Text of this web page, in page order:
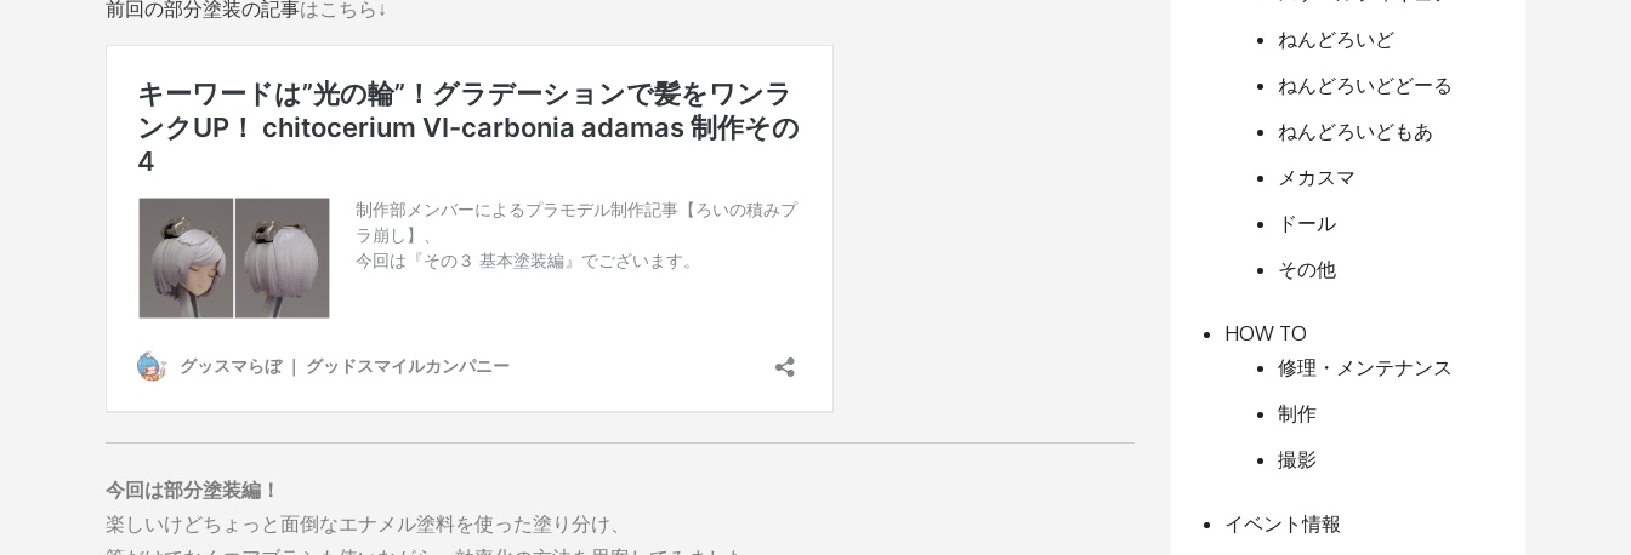
前回の部分塗装の記事はこちら↓
今回は部分塗装編！
楽しいけどちょっと面倒なエナメル塗料を使った塗り分け、
ねんどろいど
ねんどろいどどーる
ねんどろいどもあ
メカスマ
ドール
その他
HOW TO
修理・メンテナンス
制作
撮影
イベント情報